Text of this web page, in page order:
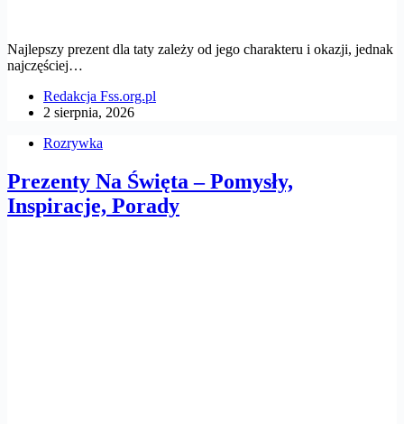
Najlepszy prezent dla taty zależy od jego charakteru i okazji, jednak
najczęściej…
Redakcja Fss.org.pl
2 sierpnia, 2026
Rozrywka
Prezenty Na Święta – Pomysły,
Inspiracje, Porady